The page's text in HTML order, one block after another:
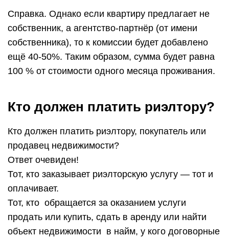
Справка. Однако если квартиру предлагает не
собственник, а агентство-партнёр (от имени
собственника), то к комиссии будет добавлено
ещё 40-50%. Таким образом, сумма будет равна
100 % от стоимости одного месяца проживания.
Кто должен платить риэлтору?
Кто должен платить риэлтору, покупатель или
продавец недвижимости?
Ответ очевиден!
Тот, кто заказывает риэлторскую услугу — тот и
оплачивает.
Тот, кто обращается за оказанием услуги
продать или купить, сдать в аренду или найти
объект недвижимости в найм, у кого договорные